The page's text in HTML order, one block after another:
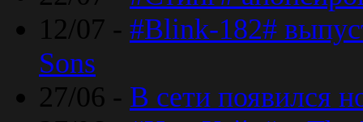
12/07 - #Blink-182#
Sons
27/06 - В сети появился